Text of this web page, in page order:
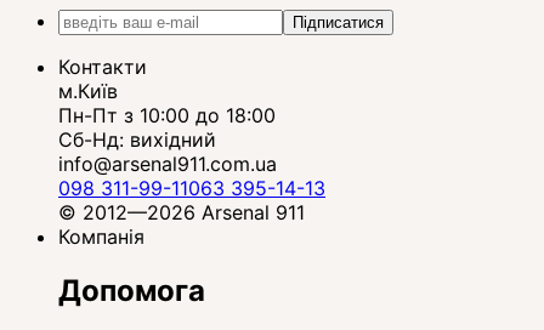
Підписатися
Контакти
м.Київ
Пн-Пт з 10:00 до 18:00
Сб-Нд: вихідний
info@arsenal911.com.ua
098 311-99-11063 395-14-13
© 2012—2026 Arsenal 911
Компанія
Допомога